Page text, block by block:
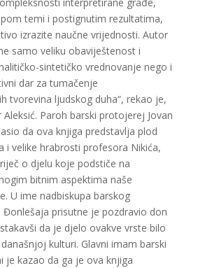
temi i postignutim rezultatima,
izrazite naučne vrijednosti. Autor
samo veliku obaviještenost i
sintetičko vrednovanje nego i
dar za tumačenje
tvorevina lјudskog duha“, rekao je,
Paroh barski protojerej Jovan
da ova knjiga predstavlјa plod
i velike hrabrosti profesora Nikića,
o djelu koje podstiče na
bitnim aspektima naše
U ime nadbiskupa barskog
prisutne je pozdravio don
da je djelo ovakve vrste bilo
kulturi. Glavni imam barski
je kazao da ga je ova knjiga